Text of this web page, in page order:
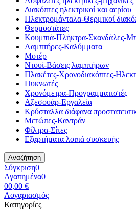
Διακόπτες ηλεκτρικοί και αερίου
Ηλεκτρομάνταλα-Θερμικοί
Θερμοστάτες
Κουμπιά-Πλήκτρα-Σκανδάλες-
Λαμπτήρες-Καλύμματα
Μοτέρ
Ντουί-Βάσεις λαμπτήρων
Πλακέτες-Χρονοδιακόπτες-
Πυκνωτές
Χρονόμετρα-Προγραμματιστές
Αξεσουάρ-Εργαλεία
Κρύσταλλα διάφανα
Μετώπες-Καντράν
Φίλτρα-Σίτες
Εξαρτήματα λοιπά συσκευής
Αναζήτηση
Σύγκριση0
Αγαπημένα0
00,00 €
Λογαριασμός
Κατηγορίες